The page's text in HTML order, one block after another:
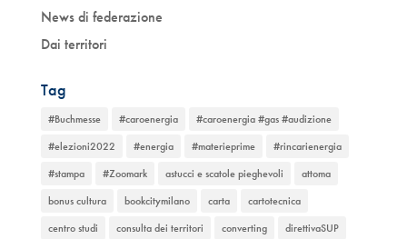
News di federazione
Dai territori
Tag
#Buchmesse #caroenergia
#caroenergia #gas #audizione
#elezioni2022
#energia #materieprime
#rincarienergia
#stampa
#Zoomark astucci e scatole pieghevoli
attoma
bonus cultura
bookcitymilano carta
cartotecnica
centro studi
consulta dei territori converting
direttivaSUP